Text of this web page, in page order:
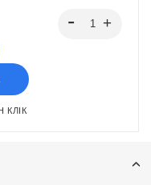
клейового шару, що
КЛІК